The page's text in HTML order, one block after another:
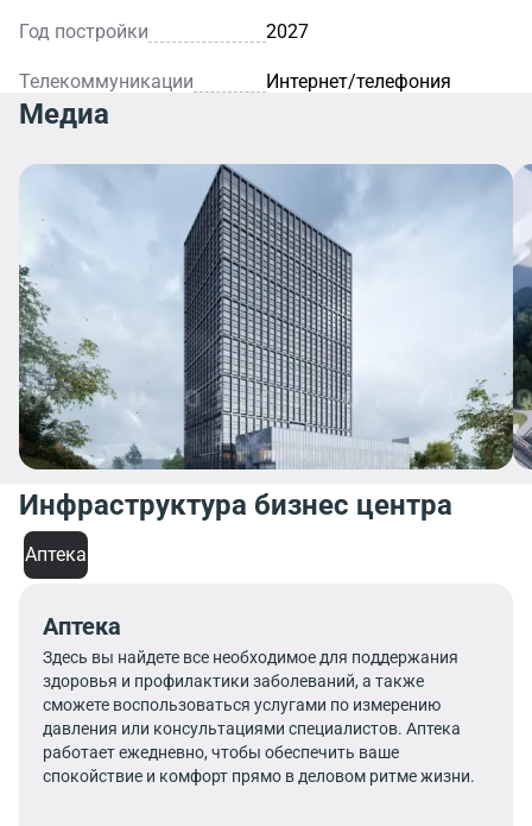
Год постройки 2027
Телекоммуникации Интернет/телефония
Медиа
Инфраструктура бизнес центра
Аптека
Аптека
Здесь вы найдете все необходимое для поддержания
здоровья и профилактики заболеваний, а также
сможете воспользоваться услугами по измерению
давления или консультациями специалистов. Аптека
работает ежедневно, чтобы обеспечить ваше
спокойствие и комфорт прямо в деловом ритме жизни.